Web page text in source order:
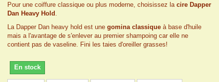
Pour une coiffure classique ou plus moderne, choisissez la cire Dapper
Dan Heavy Hold
La Dapper Dan heavy hold est une gomina classique à base d'huile
mais a l'avantage de s'enlever au premier shampoing car elle ne
contient pas de vaseline. Fini les taies d'oreiller grasses!
En stock